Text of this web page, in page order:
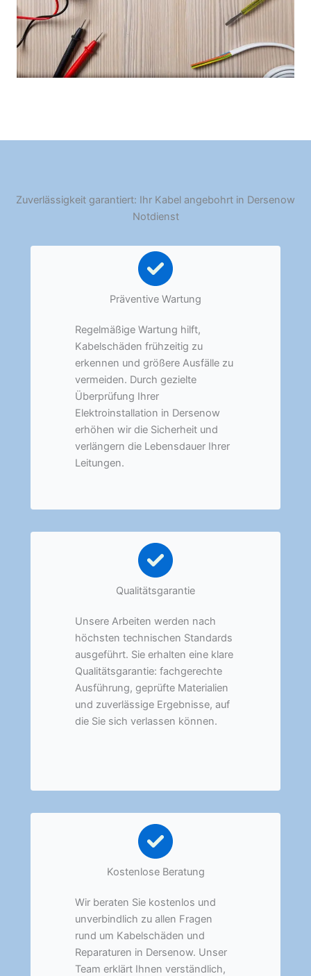
Zuverlässigkeit garantiert: Ihr Kabel angebohrt in Dersenow
Notdienst
Präventive Wartung
Regelmäßige Wartung hilft,
Kabelschäden frühzeitig zu
erkennen und größere Ausfälle zu
vermeiden. Durch gezielte
Überprüfung Ihrer
Elektroinstallation in Dersenow
erhöhen wir die Sicherheit und
verlängern die Lebensdauer Ihrer
Leitungen.
Qualitätsgarantie
Unsere Arbeiten werden nach
höchsten technischen Standards
ausgeführt. Sie erhalten eine klare
Qualitätsgarantie: fachgerechte
Ausführung, geprüfte Materialien
und zuverlässige Ergebnisse, auf
die Sie sich verlassen können.
Kostenlose Beratung
Wir beraten Sie kostenlos und
unverbindlich zu allen Fragen
rund um Kabelschäden und
Reparaturen in Dersenow. Unser
Team erklärt Ihnen verständlich,